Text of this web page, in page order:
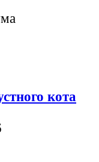
кота